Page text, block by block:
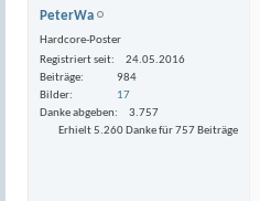
PeterWa
Hardcore-Poster
Registriert seit
24.05.2016
Beiträge
984
Bilder
17
Danke abgeben
3.757
Erhielt 5.260 Danke für 757 Beiträge